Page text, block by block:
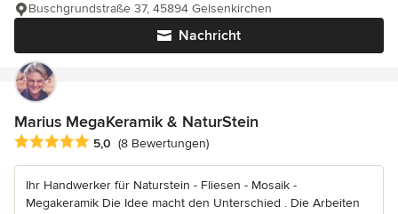
Nachricht
Buschgrundstraße 37, 45894 Gelsenkirchen
Marius MegaKeramik & NaturStein
Durchschnittliche Bewertung: 5 von 5 Sternen
5,0 (8 Bewertungen)
Ihr Handwerker für Naturstein - Fliesen - Mosaik -
Megakeramik Die Idee macht den Unterschied . Die Arbeiten